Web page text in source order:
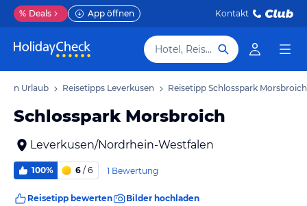
% Deals App öffnen Kontakt
Hotel, Reiseziel
Urlaub Reisetipps Leverkusen Reisetipp Schlosspark Morsbroich
Schlosspark Morsbroich
Leverkusen/Nordrhein-Westfalen
100% 6 / 6 1 Bewertung
Reisetipp bewerten Bilder hochladen